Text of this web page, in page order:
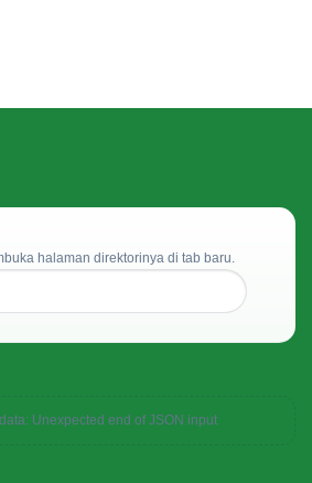
halaman direktorinya di tab baru.
Unexpected end of JSON input